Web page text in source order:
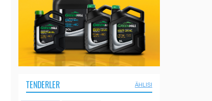
TENDERLER ÄHLISI